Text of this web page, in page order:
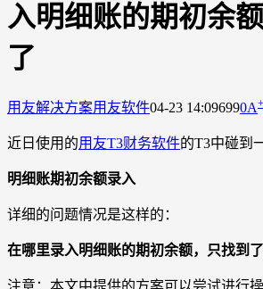
入明细账的期初余
了
用友解决方案用友软件04-23 14:096990A+
近日使用的用友T3财务软件的T3中碰到
明细账期初余额录入
详细的问题情况是这样的：
在哪里录入明细账的期初余额，只找到
注意：本文中提供的方案可以尝试进行